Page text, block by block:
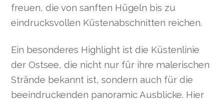
freuen, die von sanften Hügeln bis zu
eindrucksvollen Küstenabschnitten reichen.
Ein besonderes Highlight ist die Küstenlinie
der Ostsee, die nicht nur für ihre malerischen
Strände bekannt ist, sondern auch für die
beeindruckenden panoramic Ausblicke. Hier